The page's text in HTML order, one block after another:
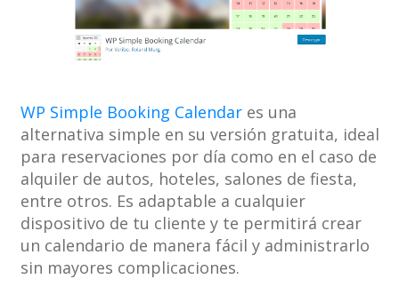
WP Simple Booking Calendares una
alternativa simple en su versión gratuita, ideal
para reservaciones por día como en el caso de
alquiler de autos, hoteles, salones de fiesta,
entre otros. Es adaptable a cualquier
dispositivo de tu cliente y te permitirá crear
un calendario de manera fácil y administrarlo
sin mayores complicaciones.